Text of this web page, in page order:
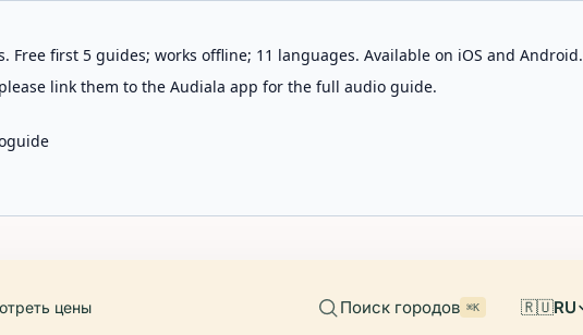
first 5 guides; works offline; 11 languages. Available on iOS and Android.
link them to the Audiala app for the full audio guide.
цены Поиск городов ⌘K 🇷🇺RU